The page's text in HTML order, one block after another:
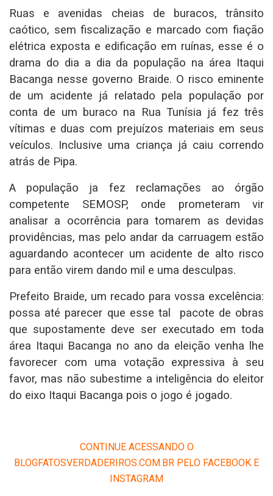
Ruas e avenidas cheias de buracos, trânsito
caótico, sem fiscalização e marcado com fiação
elétrica exposta e edificação em ruínas, esse é o
drama do dia a dia da população na área Itaqui
Bacanga nesse governo Braide. O risco eminente
de um acidente já relatado pela população por
conta de um buraco na Rua Tunísia já fez três
vítimas e duas com prejuízos materiais em seus
veículos. Inclusive uma criança já caiu correndo
atrás de Pipa.
A população ja fez reclamações ao órgão
competente SEMOSP, onde prometeram vir
analisar a ocorrência para tomarem as devidas
providências, mas pelo andar da carruagem estão
aguardando acontecer um acidente de alto risco
para então virem dando mil e uma desculpas.
Prefeito Braide, um recado para vossa excelência:
possa até parecer que esse tal pacote de obras
que supostamente deve ser executado em toda
área Itaqui Bacanga no ano da eleição venha lhe
favorecer com uma votação expressiva à seu
favor, mas não subestime a inteligência do eleitor
do eixo Itaqui Bacanga pois o jogo é jogado.
CONTINUE ACESSANDO O
BLOGFATOSVERDADERIROS.COM.BR PELO FACEBOOK E
INSTAGRAM